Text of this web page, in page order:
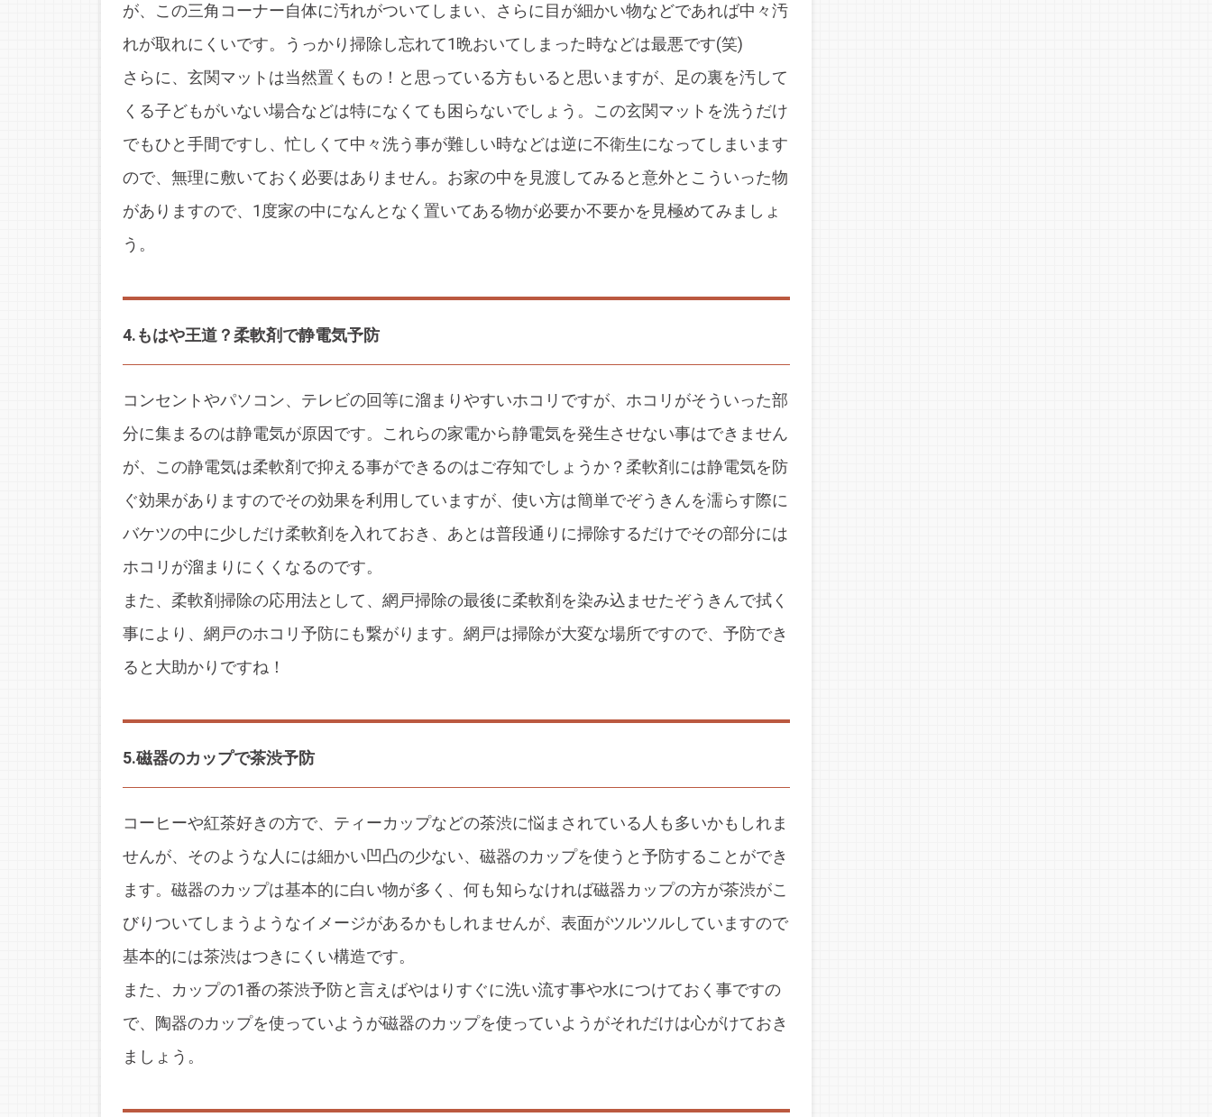
が、この三角コーナー自体に汚れがついてしまい、さらに目が細かい物などであれば中々汚
れが取れにくいです。うっかり掃除し忘れて1晩おいてしまった時などは最悪です(笑)
さらに、玄関マットは当然置くもの！と思っている方もいると思いますが、足の裏を汚して
くる子どもがいない場合などは特になくても困らないでしょう。この玄関マットを洗うだけ
でもひと手間ですし、忙しくて中々洗う事が難しい時などは逆に不衛生になってしまいます
ので、無理に敷いておく必要はありません。お家の中を見渡してみると意外とこういった物
がありますので、1度家の中になんとなく置いてある物が必要か不要かを見極めてみましょ
う。
4.もはや王道？柔軟剤で静電気予防
コンセントやパソコン、テレビの回等に溜まりやすいホコリですが、ホコリがそういった部
分に集まるのは静電気が原因です。これらの家電から静電気を発生させない事はできません
が、この静電気は柔軟剤で抑える事ができるのはご存知でしょうか？柔軟剤には静電気を防
ぐ効果がありますのでその効果を利用していますが、使い方は簡単でぞうきんを濡らす際に
バケツの中に少しだけ柔軟剤を入れておき、あとは普段通りに掃除するだけでその部分には
ホコリが溜まりにくくなるのです。
また、柔軟剤掃除の応用法として、網戸掃除の最後に柔軟剤を染み込ませたぞうきんで拭く
事により、網戸のホコリ予防にも繋がります。網戸は掃除が大変な場所ですので、予防でき
ると大助かりですね！
5.磁器のカップで茶渋予防
コーヒーや紅茶好きの方で、ティーカップなどの茶渋に悩まされている人も多いかもしれま
せんが、そのような人には細かい凹凸の少ない、磁器のカップを使うと予防することができ
ます。磁器のカップは基本的に白い物が多く、何も知らなければ磁器カップの方が茶渋がこ
びりついてしまうようなイメージがあるかもしれませんが、表面がツルツルしていますので
基本的には茶渋はつきにくい構造です。
また、カップの1番の茶渋予防と言えばやはりすぐに洗い流す事や水につけておく事ですの
で、陶器のカップを使っていようが磁器のカップを使っていようがそれだけは心がけておき
ましょう。